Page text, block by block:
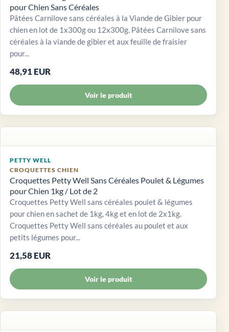
pour Chien Sans Céréales
Pâtées Carnilove sans céréales à la Viande de Gibier pour
chien en lot de 1x300g ou 12x300g. Pâtées Carnilove sans
céréales à la viande de gibier et aux feuille de fraisier
pour...
48,91 EUR
Voir le produit
PETTY WELL
CROQUETTES CHIEN
Croquettes Petty Well Sans Céréales Poulet & Légumes
pour Chien 1kg / Lot de 2
Croquettes Petty Well sans céréales poulet & légumes
pour chien en sachet de 1kg, 4kg et en lot de 2x1kg.
Croquettes Petty Well sans céréales au poulet et aux
petits légumes pour...
21,58 EUR
Voir le produit